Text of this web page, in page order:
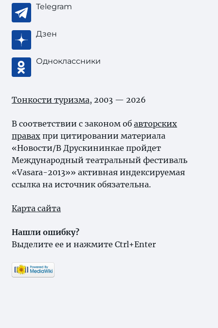
Telegram
Дзен
Одноклассники
Тонкости туризма, 2003 — 2026
В соответствии с законом об авторских
правах при цитировании материала
«Новости/В Друскининкае пройдет
Международный театральный фестиваль
«Vasara-2013»» активная индексируемая
ссылка на источник обязательна.
Карта сайта
Нашли ошибку?
Выделите ее и нажмите Ctrl+Enter